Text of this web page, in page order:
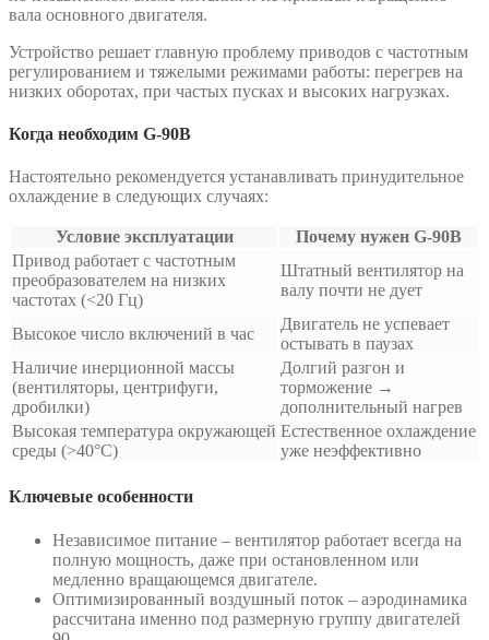
вала основного двигателя.
Устройство решает главную проблему приводов с частотным
регулированием и тяжелыми режимами работы: перегрев на
низких оборотах, при частых пусках и высоких нагрузках.
Когда необходим G-90B
Настоятельно рекомендуется устанавливать принудительное
охлаждение в следующих случаях:
Условие эксплуатации
Почему нужен G-90B
Привод работает с частотным
преобразователем на низких
частотах (<20 Гц)
Штатный вентилятор на
валу почти не дует
Высокое число включений в час
Двигатель не успевает
остывать в паузах
Наличие инерционной массы
(вентиляторы, центрифуги,
дробилки)
Долгий разгон и
торможение →
дополнительный нагрев
Высокая температура окружающей
среды (>40°C)
Естественное охлаждение
уже неэффективно
Ключевые особенности
Независимое питание – вентилятор работает всегда на
полную мощность, даже при остановленном или
медленно вращающемся двигателе.
Оптимизированный воздушный поток – аэродинамика
рассчитана именно под размерную группу двигателей